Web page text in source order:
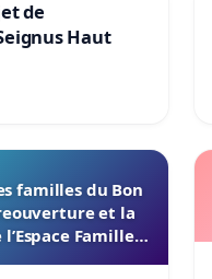
de
Haut
familles du Bon
et la
Familles